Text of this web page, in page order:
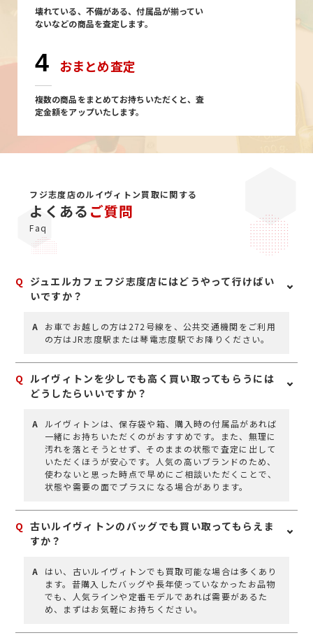
壊れている、不備がある、付属品が揃ってい
ないなどの商品を査定します。
4 おまとめ査定
複数の商品をまとめてお持ちいただくと、査
定金額をアップいたします。
フジ志度店のルイヴィトン買取に関する
よくある ご質問
Faq
Q ジュエルカフェフジ志度店にはどうやって行けばい
いですか？
A
お車でお越しの方は272号線を、公共交通機関をご利用
の方はJR志度駅または琴電志度駅でお降りください。
Q ルイヴィトンを少しでも高く買い取ってもらうには
どうしたらいいですか？
A
ルイヴィトンは、保存袋や箱、購入時の付属品があれば
一緒にお持ちいただくのがおすすめです。また、無理に
汚れを落とそうとせず、そのままの状態で査定に出して
いただくほうが安心です。人気の高いブランドのため、
使わないと思った時点で早めにご相談いただくことで、
状態や需要の面でプラスになる場合があります。
Q 古いルイヴィトンのバッグでも買い取ってもらえま
すか？
A
はい、古いルイヴィトンでも買取可能な場合は多くあり
ます。昔購入したバッグや長年使っていなかったお品物
でも、人気ラインや定番モデルであれば需要があるた
め、まずはお気軽にお持ちください。